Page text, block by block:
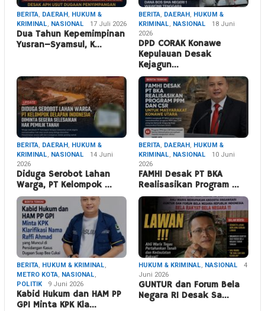
BERITA, DAERAH, HUKUM &
KRIMINAL, NASIONAL 17 Juli 2026
Dua Tahun Kepemimpinan
Yusran–Syamsul, K…
BERITA, DAERAH, HUKUM &
KRIMINAL, NASIONAL
18 Juni
2026
DPD CORAK Konawe
Kepulauan Desak
Kejagun…
BERITA, DAERAH, HUKUM &
KRIMINAL, NASIONAL
14 Juni
2026
Diduga Serobot Lahan
Warga, PT Kelompok …
BERITA, DAERAH, HUKUM &
KRIMINAL, NASIONAL
10 Juni
2026
FAMHI Desak PT BKA
Realisasikan Program …
BERITA, HUKUM & KRIMINAL,
METRO KOTA, NASIONAL,
POLITIK
9 Juni 2026
Kabid Hukum dan HAM PP
GPI Minta KPK Kla…
HUKUM & KRIMINAL, NASIONAL
4
Juni 2026
GUNTUR dan Forum Bela
Negara RI Desak Sa…